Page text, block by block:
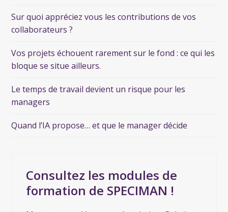
Sur quoi appréciez vous les contributions de vos
collaborateurs ?
Vos projets échouent rarement sur le fond : ce qui les
bloque se situe ailleurs.
Le temps de travail devient un risque pour les
managers
Quand l’IA propose… et que le manager décide
Consultez les modules de
formation de SPECIMAN !